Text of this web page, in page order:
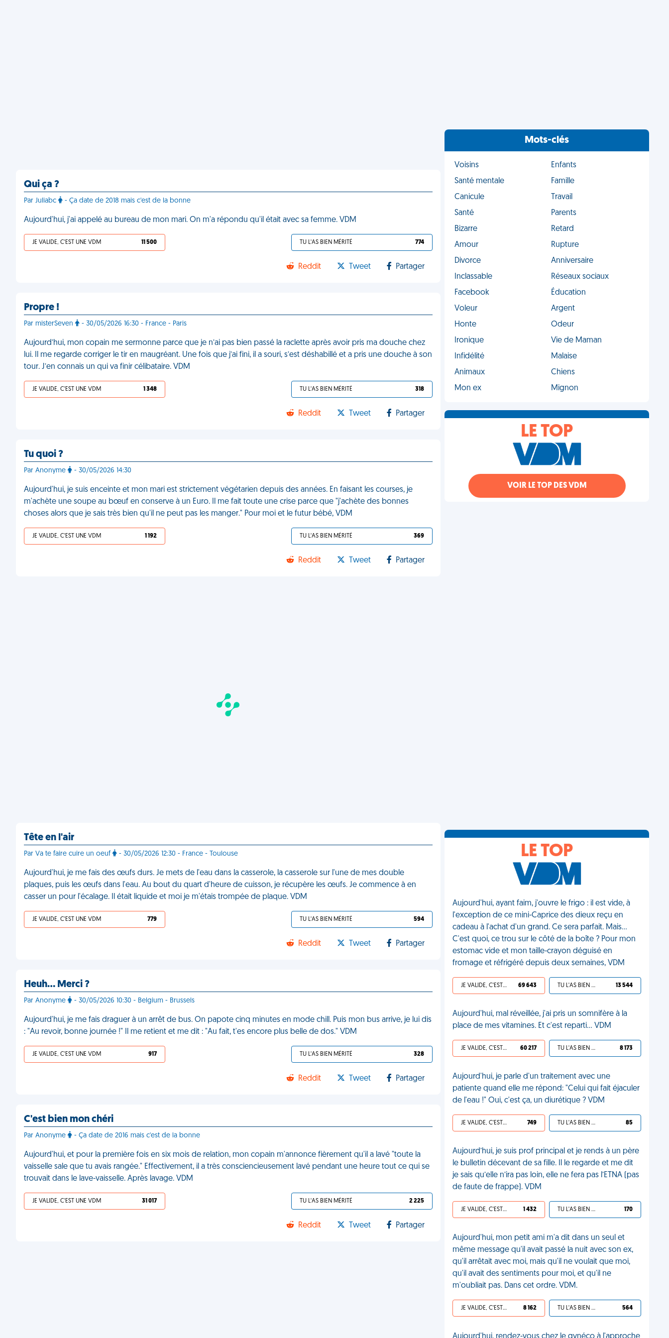
Qui ça ?
Par Juliabc - Ça date de 2018 mais c'est de la bonne
Aujourd'hui, j'ai appelé au bureau de mon mari. On m'a répondu qu'il était avec sa femme. VDM
JE VALIDE, C'EST UNE VDM 11 500 TU L'AS BIEN MÉRITÉ 774
Reddit Tweet Partager
Propre !
Par misterSeven - 30/05/2026 16:30 - France - Paris
Aujourd’hui, mon copain me sermonne parce que je n’ai pas bien passé la raclette après avoir pris ma douche chez
lui. Il me regarde corriger le tir en maugréant. Une fois que j’ai fini, il a souri, s’est déshabillé et a pris une douche à son
tour. J’en connais un qui va finir célibataire. VDM
JE VALIDE, C'EST UNE VDM 1 348 TU L'AS BIEN MÉRITÉ 318
Reddit Tweet Partager
Tu quoi ?
Par Anonyme - 30/05/2026 14:30
Aujourd'hui, je suis enceinte et mon mari est strictement végétarien depuis des années. En faisant les courses, je
m'achète une soupe au bœuf en conserve à un Euro. Il me fait toute une crise parce que "j'achète des bonnes
choses alors que je sais très bien qu'il ne peut pas les manger." Pour moi et le futur bébé, VDM
JE VALIDE, C'EST UNE VDM 1 192 TU L'AS BIEN MÉRITÉ 369
Reddit Tweet Partager
Tête en l'air
Par Va te faire cuire un oeuf - 30/05/2026 12:30 - France - Toulouse
Aujourd'hui, je me fais des œufs durs. Je mets de l'eau dans la casserole, la casserole sur l'une de mes double
plaques, puis les œufs dans l'eau. Au bout du quart d'heure de cuisson, je récupère les œufs. Je commence à en
casser un pour l'écalage. Il était liquide et moi je m'étais trompée de plaque. VDM
JE VALIDE, C'EST UNE VDM 779 TU L'AS BIEN MÉRITÉ 594
Reddit Tweet Partager
Heuh… Merci ?
Par Anonyme - 30/05/2026 10:30 - Belgium - Brussels
Aujourd'hui, je me fais draguer à un arrêt de bus. On papote cinq minutes en mode chill. Puis mon bus arrive, je lui dis
: "Au revoir, bonne journée !" Il me retient et me dit : "Au fait, t'es encore plus belle de dos." VDM
JE VALIDE, C'EST UNE VDM 917 TU L'AS BIEN MÉRITÉ 328
Reddit Tweet Partager
C'est bien mon chéri
Par Anonyme - Ça date de 2016 mais c'est de la bonne
Aujourd'hui, et pour la première fois en six mois de relation, mon copain m'annonce fièrement qu'il a lavé "toute la
vaisselle sale que tu avais rangée." Effectivement, il a très consciencieusement lavé pendant une heure tout ce qui se
trouvait dans le lave-vaisselle. Après lavage. VDM
JE VALIDE, C'EST UNE VDM 31 017 TU L'AS BIEN MÉRITÉ 2 225
Reddit Tweet Partager
Mots-clés
Voisins
Enfants
Santé mentale
Famille
Canicule
Travail
Santé
Parents
Bizarre
Retard
Amour
Rupture
Divorce
Anniversaire
Inclassable
Réseaux sociaux
Facebook
Éducation
Voleur
Argent
Honte
Odeur
Ironique
Vie de Maman
Infidélité
Malaise
Animaux
Chiens
Mon ex
Mignon
LE TOP
VOIR LE TOP DES VDM
LE TOP
Aujourd'hui, ayant faim, j'ouvre le frigo : il est vide, à
l'exception de ce mini-Caprice des dieux reçu en
cadeau à l'achat d'un grand. Ce sera parfait. Mais...
C'est quoi, ce trou sur le côté de la boîte ? Pour mon
estomac vide et mon taille-crayon déguisé en
fromage et réfrigéré depuis deux semaines, VDM
JE VALIDE, C'EST UNE VDM 69 643 TU L'AS BIEN MÉRITÉ 13 544
Aujourd'hui, mal réveillée, j'ai pris un somnifère à la
place de mes vitamines. Et c'est reparti... VDM
JE VALIDE, C'EST UNE VDM 60 217 TU L'AS BIEN MÉRITÉ 8 173
Aujourd'hui, je parle d'un traitement avec une
patiente quand elle me répond: "Celui qui fait éjaculer
de l'eau !" Oui, c'est ça, un diurétique ? VDM
JE VALIDE, C'EST UNE VDM 749 TU L'AS BIEN MÉRITÉ 85
Aujourd’hui, je suis prof principal et je rends à un père
le bulletin décevant de sa fille. Il le regarde et me dit
je sais qu’elle n’ira pas loin, elle ne fera pas l’ETNA (pas
de faute de frappe). VDM
JE VALIDE, C'EST UNE VDM 1 432 TU L'AS BIEN MÉRITÉ 170
Aujourd'hui, mon petit ami m'a dit dans un seul et
même message qu'il avait passé la nuit avec son ex,
qu'il arrêtait avec moi, mais qu'il ne voulait que moi,
qu'il avait des sentiments pour moi, et qu'il ne
m'oubliait pas. Dans cet ordre. VDM.
JE VALIDE, C'EST UNE VDM 8 162 TU L'AS BIEN MÉRITÉ 564